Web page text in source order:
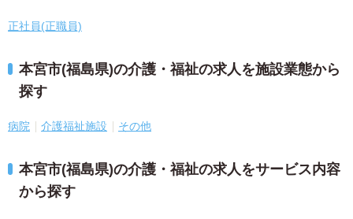
正社員(正職員)
本宮市(福島県)の介護・福祉の求人を施設業態から
探す
病院 介護福祉施設 その他
本宮市(福島県)の介護・福祉の求人をサービス内容
から探す